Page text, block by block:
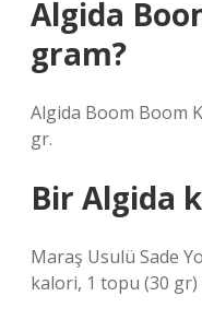
Algida
gram?
Algida Boom Boom
gr.
Bir Algida
Maraş Usulü Sade
kalori, 1 topu (30